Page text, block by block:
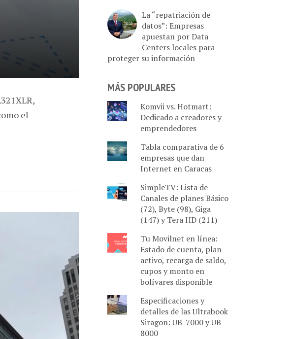
el
La “repatriación de
datos”: Empresas
apuestan por Data
Centers locales para
proteger su información
MÁS POPULARES
Komvii vs. Hotmart:
Dedicado a creadores y
emprendedores
Tabla comparativa de 6
empresas que dan
Internet en Caracas
SimpleTV: Lista de
Canales de planes Básico
(72), Byte (98), Giga
(147) y Tera HD (211)
Tu Movilnet en línea:
Estado de cuenta, plan
activo, recarga de saldo,
cupos y monto en
bolívares disponible
Especificaciones y
detalles de las Ultrabook
Siragon: UB-7000 y UB-
8000